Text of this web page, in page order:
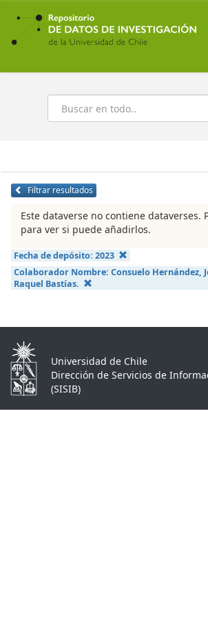
Ir
contenido
principal
Buscar
Filtrar resultados
Este dataverse no contiene dataverses.
para ver si puede añadirlos.
Fecha de depósito: 2023
Colaborador Nombre: Consuelo Hernández,
Raquel Bastías.
Universidad de Chile
Dirección de Servicios de
(SISIB)